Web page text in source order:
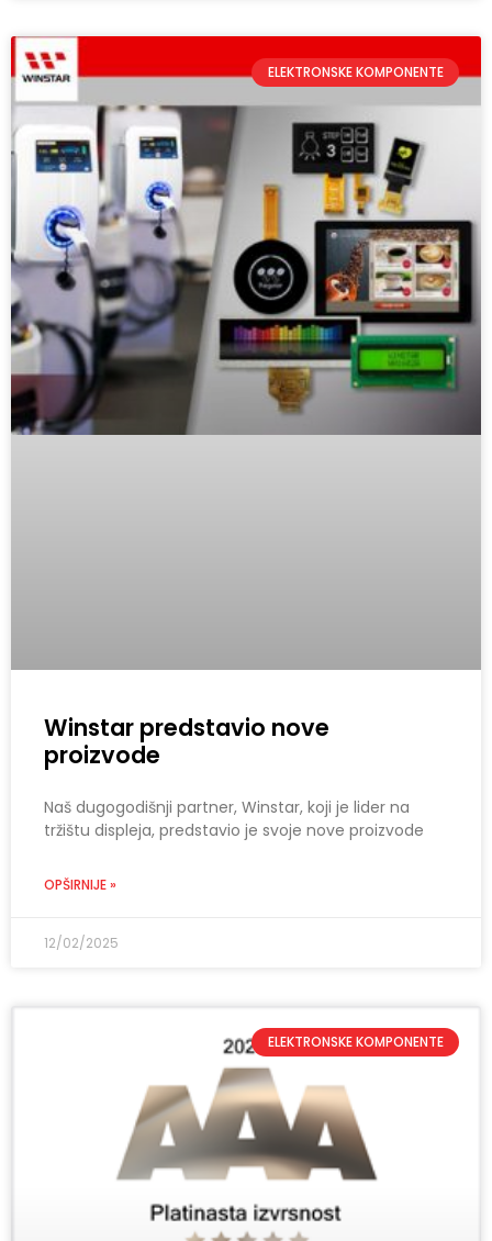
ELEKTRONSKE KOMPONENTE
Winstar predstavio nove
proizvode
Naš dugogodišnji partner, Winstar, koji je lider na
tržištu displeja, predstavio je svoje nove proizvode
OPŠIRNIJE »
12/02/2025
ELEKTRONSKE KOMPONENTE